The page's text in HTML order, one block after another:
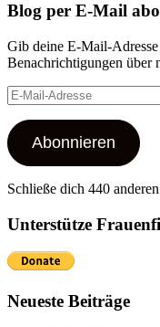
Blog per E-Mail
Gib deine E-Mail-
Benachrichtigungen über
E-
Mail-
Adresse
Abonnieren
Schließe dich 440
Unterstütze
Neueste Beiträge